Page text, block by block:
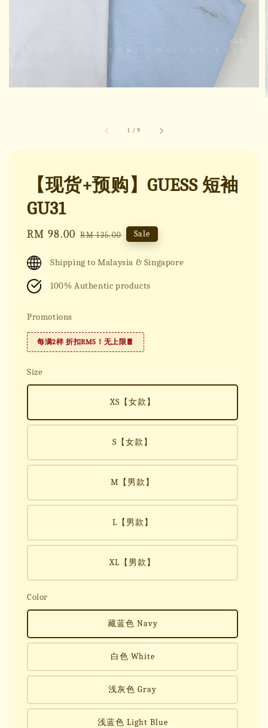
1 /9
【现货+预购】GUESS 短袖
GU31
Sale
RM 98.00 Regular
RM 135.00 Sale
Shipping to Malaysia & Singapore
100% Authentic products
Promotions
每满2样 折扣RM5！无上限🧧
Size
XS【女款】
S【女款】
M【男款】
L【男款】
XL【男款】
Color
藏蓝色 Navy
白色 White
浅灰色 Gray
浅蓝色 Light Blue